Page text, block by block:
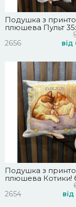
Подушка з
плюшева Пульт
2656 від
Подушка з
плюшева Котики!
2654